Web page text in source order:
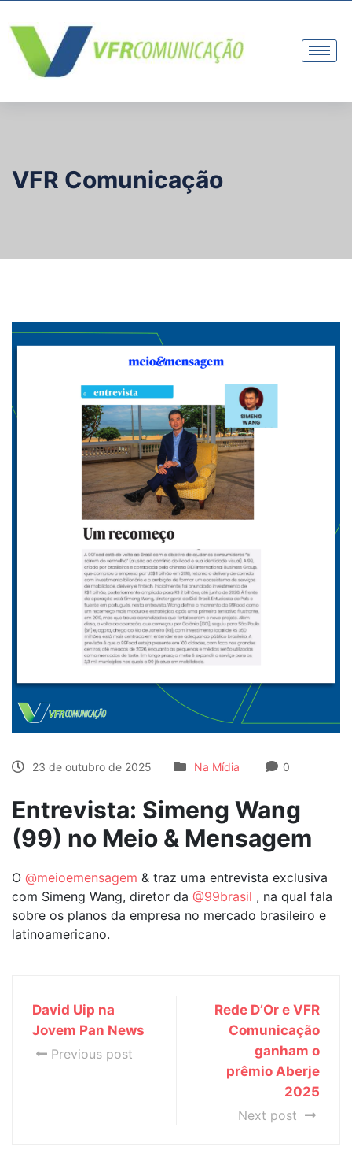
VFR Comunicação
23 de outubro de 2025 Na Mídia 0
Entrevista: Simeng Wang
(99) no Meio & Mensagem
O @meioemensagem & traz uma entrevista exclusiva
com Simeng Wang, diretor da @99brasil , na qual fala
sobre os planos da empresa no mercado brasileiro e
latinoamericano.
David Uip na
Jovem Pan News
Previous post
Rede D’Or e VFR
Comunicação
ganham o
prêmio Aberje
2025
Next post